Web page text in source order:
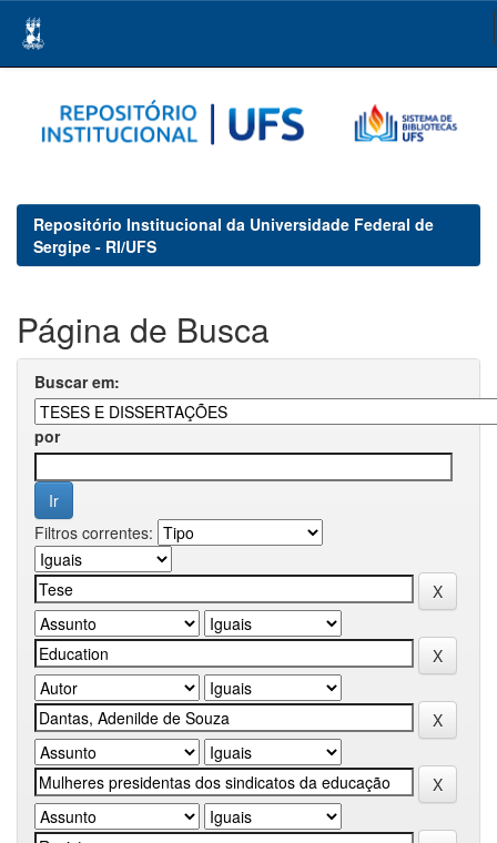
navigation
Repositório Institucional da Universidade Federal de
Sergipe - RI/UFS
Página de Busca
Buscar em:
por
Filtros correntes: